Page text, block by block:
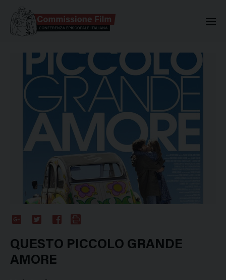
Plus
QUESTO PICCOLO GRANDE
AMORE